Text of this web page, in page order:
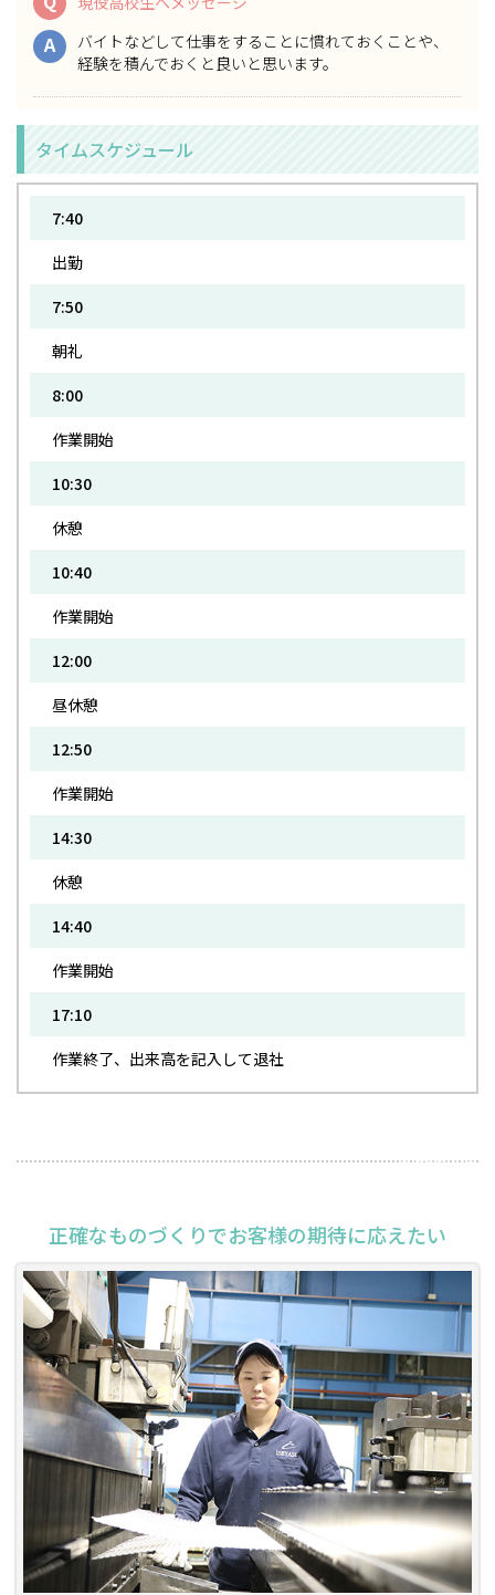
A
バイトなどして仕事をすることに慣れておくことや、
経験を積んでおくと良いと思います。
タイムスケジュール
7:40
出勤
7:50
朝礼
8:00
作業開始
10:30
休憩
10:40
作業開始
12:00
昼休憩
12:50
作業開始
14:30
休憩
14:40
作業開始
17:10
作業終了、出来高を記入して退社
2025年6月20日
正確なものづくりでお客様の期待に応えたい